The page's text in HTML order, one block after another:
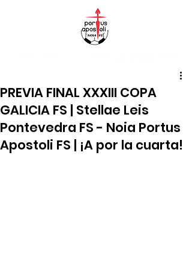
PREVIA FINAL XXXIII COPA
GALICIA FS | Stellae Leis
Pontevedra FS - Noia Portus
Apostoli FS | ¡A por la cuarta!